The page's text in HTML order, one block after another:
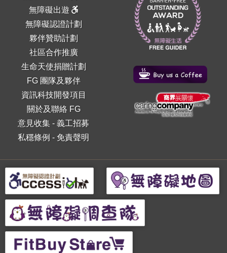
無障礙出遊
無障礙認證計劃
夥伴贊助計劃
社區合作推廣
生命天使捐贈計劃
FG 團隊及夥伴
資訊科技開發項目
關於及聯絡 FG
意見收集 -義工招募
私穩條例 - 免責聲明